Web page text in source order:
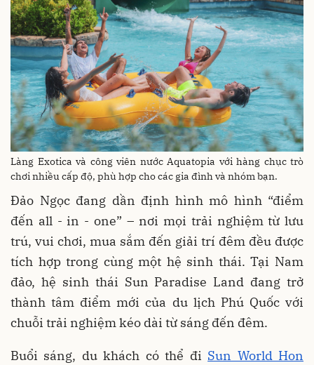
Làng Exotica và công viên nước Aquatopia với hàng chục trò
chơi nhiều cấp độ, phù hợp cho các gia đình và nhóm bạn.
Đảo Ngọc đang dần định hình mô hình “điểm
đến all - in - one” – nơi mọi trải nghiệm từ lưu
trú, vui chơi, mua sắm đến giải trí đêm đều được
tích hợp trong cùng một hệ sinh thái. Tại Nam
đảo, hệ sinh thái Sun Paradise Land đang trở
thành tâm điểm mới của du lịch Phú Quốc với
chuỗi trải nghiệm kéo dài từ sáng đến đêm.
Buổi sáng, du khách có thể đi Sun World Hon